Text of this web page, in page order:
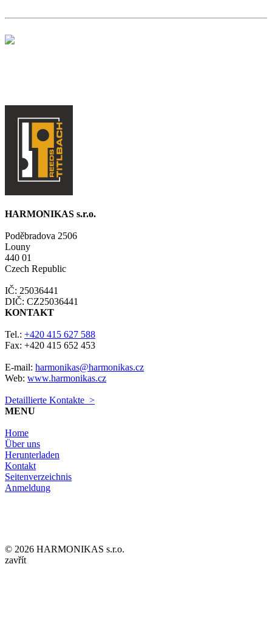
HARMONIKAS s.r.o.
Poděbradova 2506
Louny
440 01
Czech Republic
IČ: 25036441
DIČ: CZ25036441
KONTAKT
Tel.: +420 415 627 588
Fax: +420 415 652 453
E-mail: harmonikas@harmonikas.cz
Web: www.harmonikas.cz
Detaillierte Kontakte >
MENU
Home
Über uns
Herunterladen
Kontakt
Seitenverzeichnis
Anmeldung
© 2026 HARMONIKAS s.r.o.
zavřít